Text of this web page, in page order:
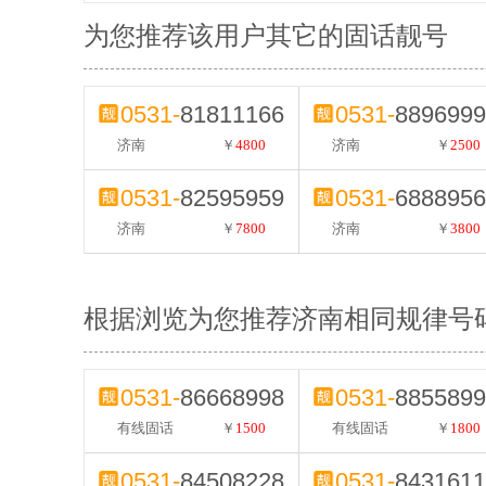
为您推荐该用户其它的固话靓号
0531-81811166
济南 ￥4800
0531-
济南 ￥2500
0531-82595959
济南 ￥7800
0531-
济南 ￥3800
根据浏览为您推荐济南相同规律号
0531-86668998
有线固话 ￥ 1500
0531-
有线固话 ￥ 1800